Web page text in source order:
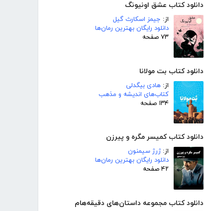
دانلود کتاب عشق اونیونگ
از: جیمز اسکارث گیل
دانلود رایگان بهترین رمان‌ها
۷۳ صفحه
دانلود کتاب بت مولانا
از: هادی بیگدلی
کتاب‌های اندیشه و مذهب
۱۳۴ صفحه
دانلود کتاب کمیسر مگره و پیرزن
از:ژرژ سیمنون
دانلود رایگان بهترین رمان‌ها
۴۲ صفحه
دانلود کتاب مجموعه داستان‌های دقیقه‌هام